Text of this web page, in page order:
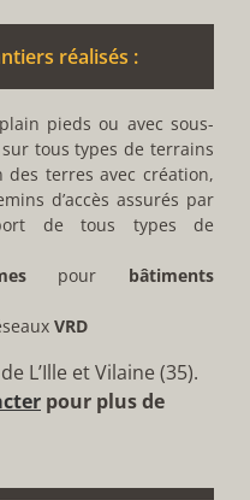
réalisés :
pieds ou avec sous-
tous types de terrains
des terres avec création,
d’accès assurés par
de tous types de
pour bâtiments
VRD
L’Ille et Vilaine (35).
pour plus de